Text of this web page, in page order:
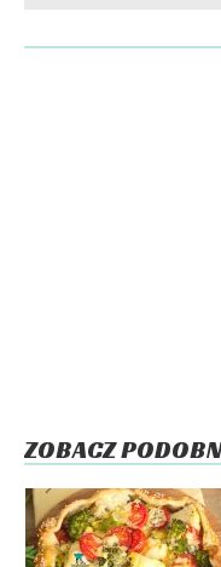
ZOBACZ